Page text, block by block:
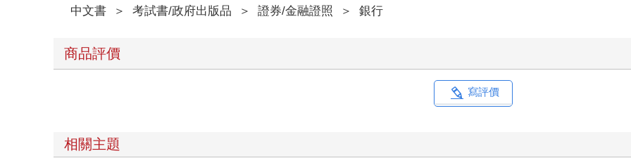
中文書 ＞ 考試書/政府出版品 ＞ 證券/金融證照 ＞ 銀行
商品評價
寫評價
相關主題